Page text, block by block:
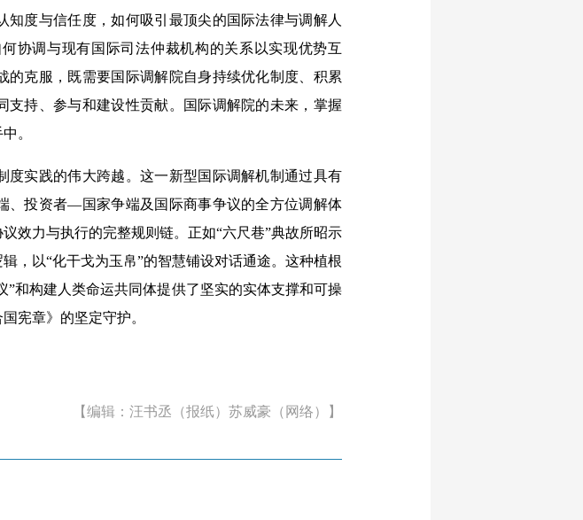
度与信任度，如何吸引最顶尖的国际法律与调解人
协调与现有国际司法仲裁机构的关系以实现优势互
克服，既需要国际调解院自身持续优化制度、积累
持、参与和建设性贡献。国际调解院的未来，掌握
。
实践的伟大跨越。这一新型国际调解机制通过具有
、投资者—国家争端及国际商事争议的全方位调解体
效力与执行的完整规则链。正如“六尺巷”典故所昭示
，以“化干戈为玉帛”的智慧铺设对话通途。这种植根
”和构建人类命运共同体提供了坚实的实体支撑和可操
宪章》的坚定守护。
【编辑：汪书丞（报纸）苏威豪（网络）】